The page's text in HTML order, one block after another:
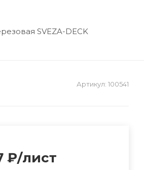
SVEZA-DECK
Артикул: 100541
₽/лист